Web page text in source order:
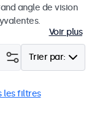
angle de vision
Voir plus
Trier par:
les filtres